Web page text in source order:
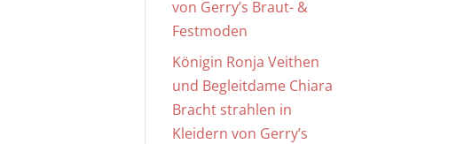
von Gerry’s Braut- &
Festmoden
Königin Ronja Veithen
und Begleitdame Chiara
Bracht strahlen in
Kleidern von Gerry’s